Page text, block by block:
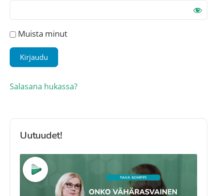
Muista minut
Salasana hukassa?
Uutuudet!